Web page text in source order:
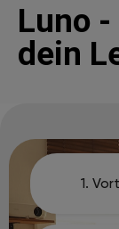
Luno
dein
1.